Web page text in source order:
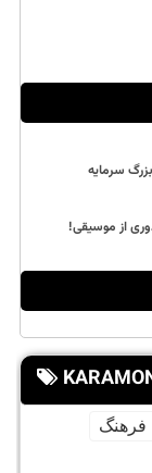
سرمایه
از موسیقی!
فرهنگ